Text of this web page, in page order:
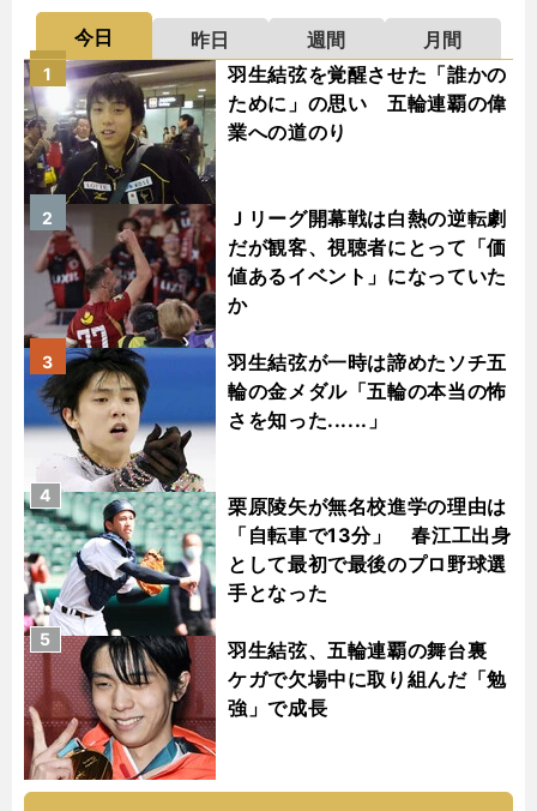
今日 昨日 週間
月間
羽生結弦を覚醒させた「誰かの
ために」の思い 五輪連覇の偉
業への道のり
1
Ｊリーグ開幕戦は白熱の逆転劇
だが観客、視聴者にとって「価
値あるイベント」になっていた
か
2
羽生結弦が一時は諦めたソチ五
輪の金メダル「五輪の本当の怖
さを知った......」
3
栗原陵矢が無名校進学の理由は
「自転車で13分」 春江工出身
として最初で最後のプロ野球選
手となった
4
羽生結弦、五輪連覇の舞台裏
ケガで欠場中に取り組んだ「勉
強」で成長
5